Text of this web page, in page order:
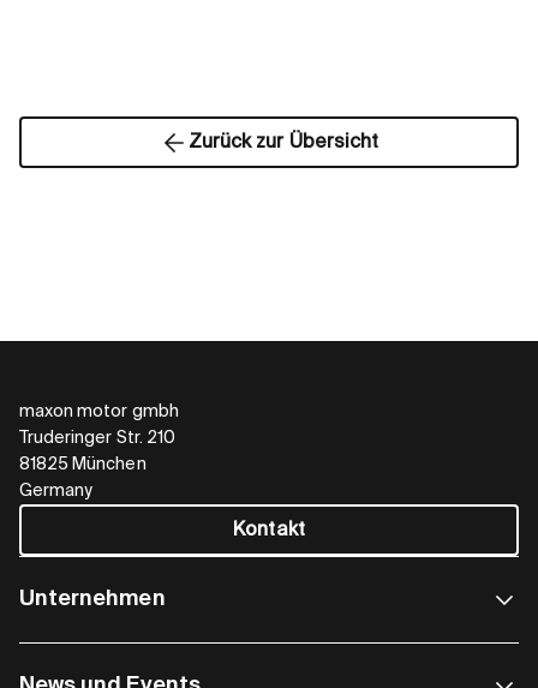
Zurück zur Übersicht
maxon motor gmbh
Truderinger Str. 210
81825 München
Germany
Kontakt
Unternehmen